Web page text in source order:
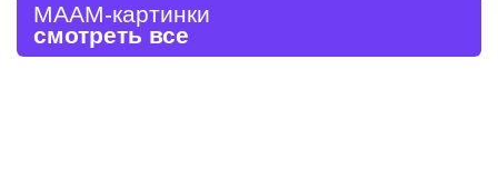
МААМ-картинки
смотреть все